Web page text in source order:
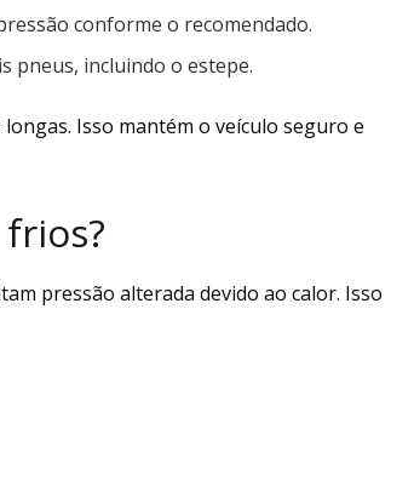
conforme o recomendado.
pneus, incluindo o estepe.
Isso mantém o veículo seguro e
pressão alterada devido ao calor. Isso